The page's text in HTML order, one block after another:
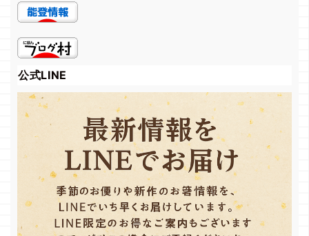
公式LINE